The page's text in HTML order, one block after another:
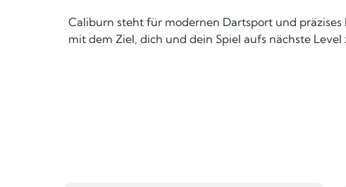
Caliburn steht für modernen Dartsport und
mit dem Ziel, dich und dein Spiel aufs nächste